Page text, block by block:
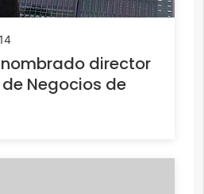
nombrado director
Negocios de